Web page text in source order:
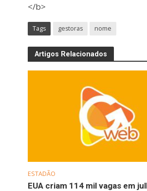
</b>
Tags gestoras nome
Artigos Relacionados
ESTADÃO
EUA criam 114 mil vagas em